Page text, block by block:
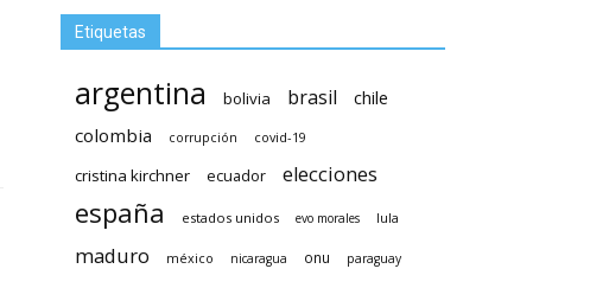
Etiquetas
argentina bolivia brasil
chile
colombia
corrupción covid-19
cristina kirchner ecuador elecciones
españa estados unidos evo morales lula
maduro méxico nicaragua onu paraguay